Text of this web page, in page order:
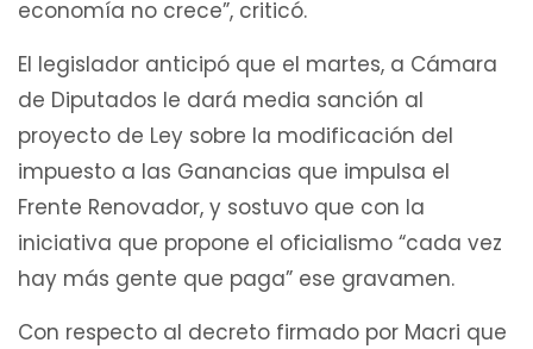
economía no crece”, criticó.
El legislador anticipó que el martes, a Cámara
de Diputados le dará media sanción al
proyecto de Ley sobre la modificación del
impuesto a las Ganancias que impulsa el
Frente Renovador, y sostuvo que con la
iniciativa que propone el oficialismo “cada vez
hay más gente que paga” ese gravamen.
Con respecto al decreto firmado por Macri que